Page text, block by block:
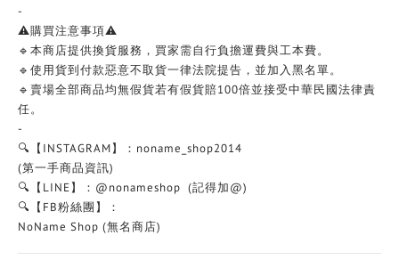
-
⚠️購買注意事項⚠️
🔹本商店提供換貨服務，買家需自行負擔運費與工本費。
🔹使用貨到付款惡意不取貨一律法院提告，並加入黑名單。
🔹賣場全部商品均無假貨若有假貨賠100倍並接受中華民國法律責
任。
-
🔍【INSTAGRAM】：noname_shop2014
(第一手商品資訊)
🔍【LINE】：@nonameshop (記得加@)
🔍【FB粉絲團】：
NoName Shop (無名商店)